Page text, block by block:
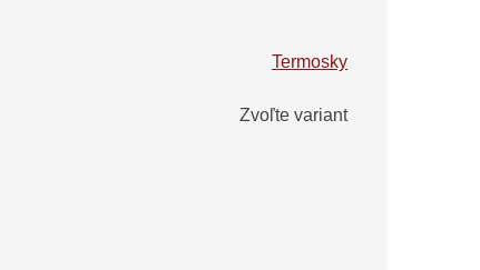
Termosky
Zvoľte variant